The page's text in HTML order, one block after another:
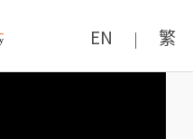
EN | 繁